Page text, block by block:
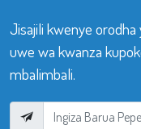
Jisajili kwenye orodha
uwe wa kwanza
mbalimbali.